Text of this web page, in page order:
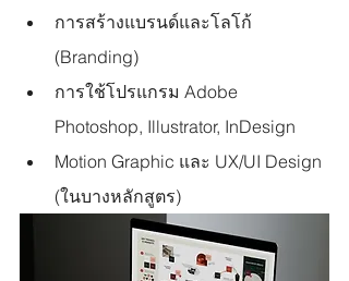
การสร้างแบรนด์และโลโก้
(Branding)
การใช้โปรแกรม Adobe
Photoshop, Illustrator, InDesign
Motion Graphic และ UX/UI Design
(ในบางหลักสูตร)